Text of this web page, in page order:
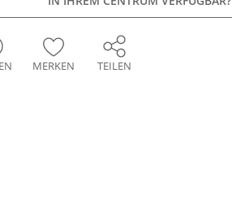
MERKEN TEILEN